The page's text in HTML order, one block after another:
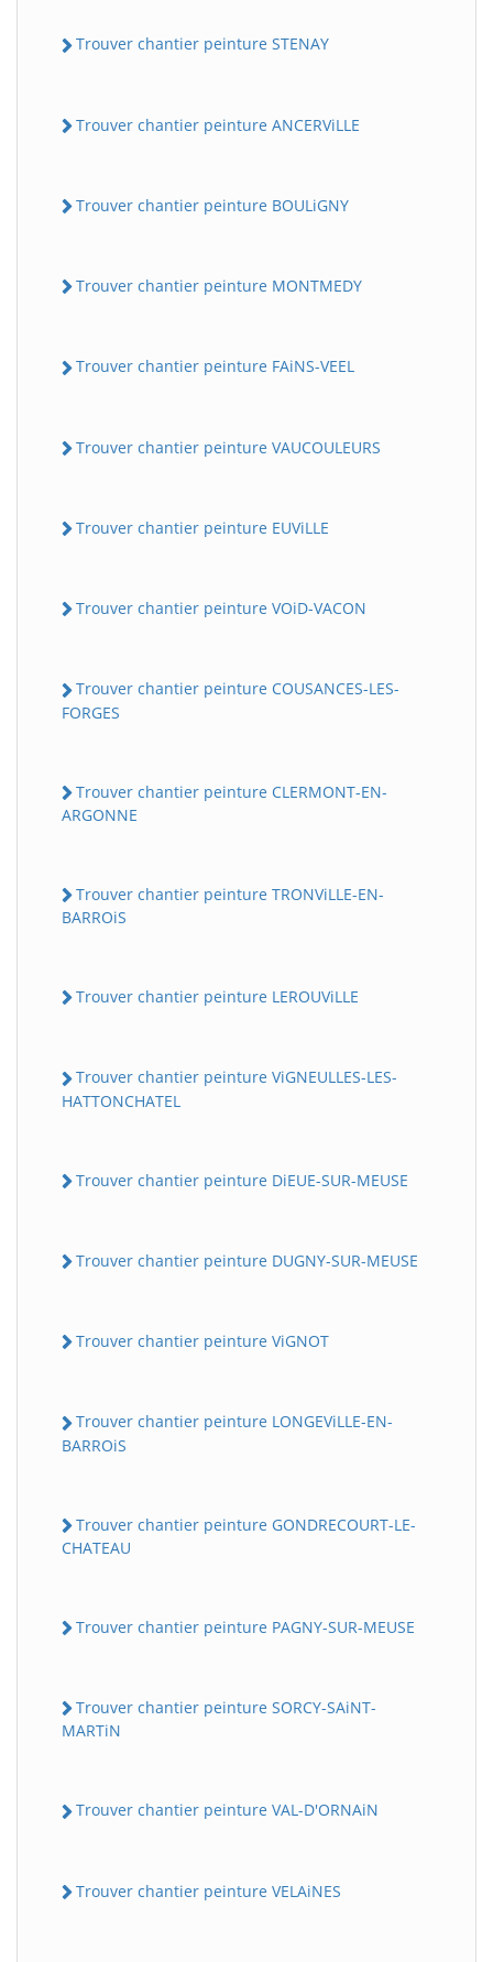
Trouver chantier peinture STENAY
Trouver chantier peinture ANCERViLLE
Trouver chantier peinture BOULiGNY
Trouver chantier peinture MONTMEDY
Trouver chantier peinture FAiNS-VEEL
Trouver chantier peinture VAUCOULEURS
Trouver chantier peinture EUViLLE
Trouver chantier peinture VOiD-VACON
Trouver chantier peinture COUSANCES-LES-
FORGES
Trouver chantier peinture CLERMONT-EN-
ARGONNE
Trouver chantier peinture TRONViLLE-EN-
BARROiS
Trouver chantier peinture LEROUViLLE
Trouver chantier peinture ViGNEULLES-LES-
HATTONCHATEL
Trouver chantier peinture DiEUE-SUR-MEUSE
Trouver chantier peinture DUGNY-SUR-MEUSE
Trouver chantier peinture ViGNOT
Trouver chantier peinture LONGEViLLE-EN-
BARROiS
Trouver chantier peinture GONDRECOURT-LE-
CHATEAU
Trouver chantier peinture PAGNY-SUR-MEUSE
Trouver chantier peinture SORCY-SAiNT-
MARTiN
Trouver chantier peinture VAL-D'ORNAiN
Trouver chantier peinture VELAiNES